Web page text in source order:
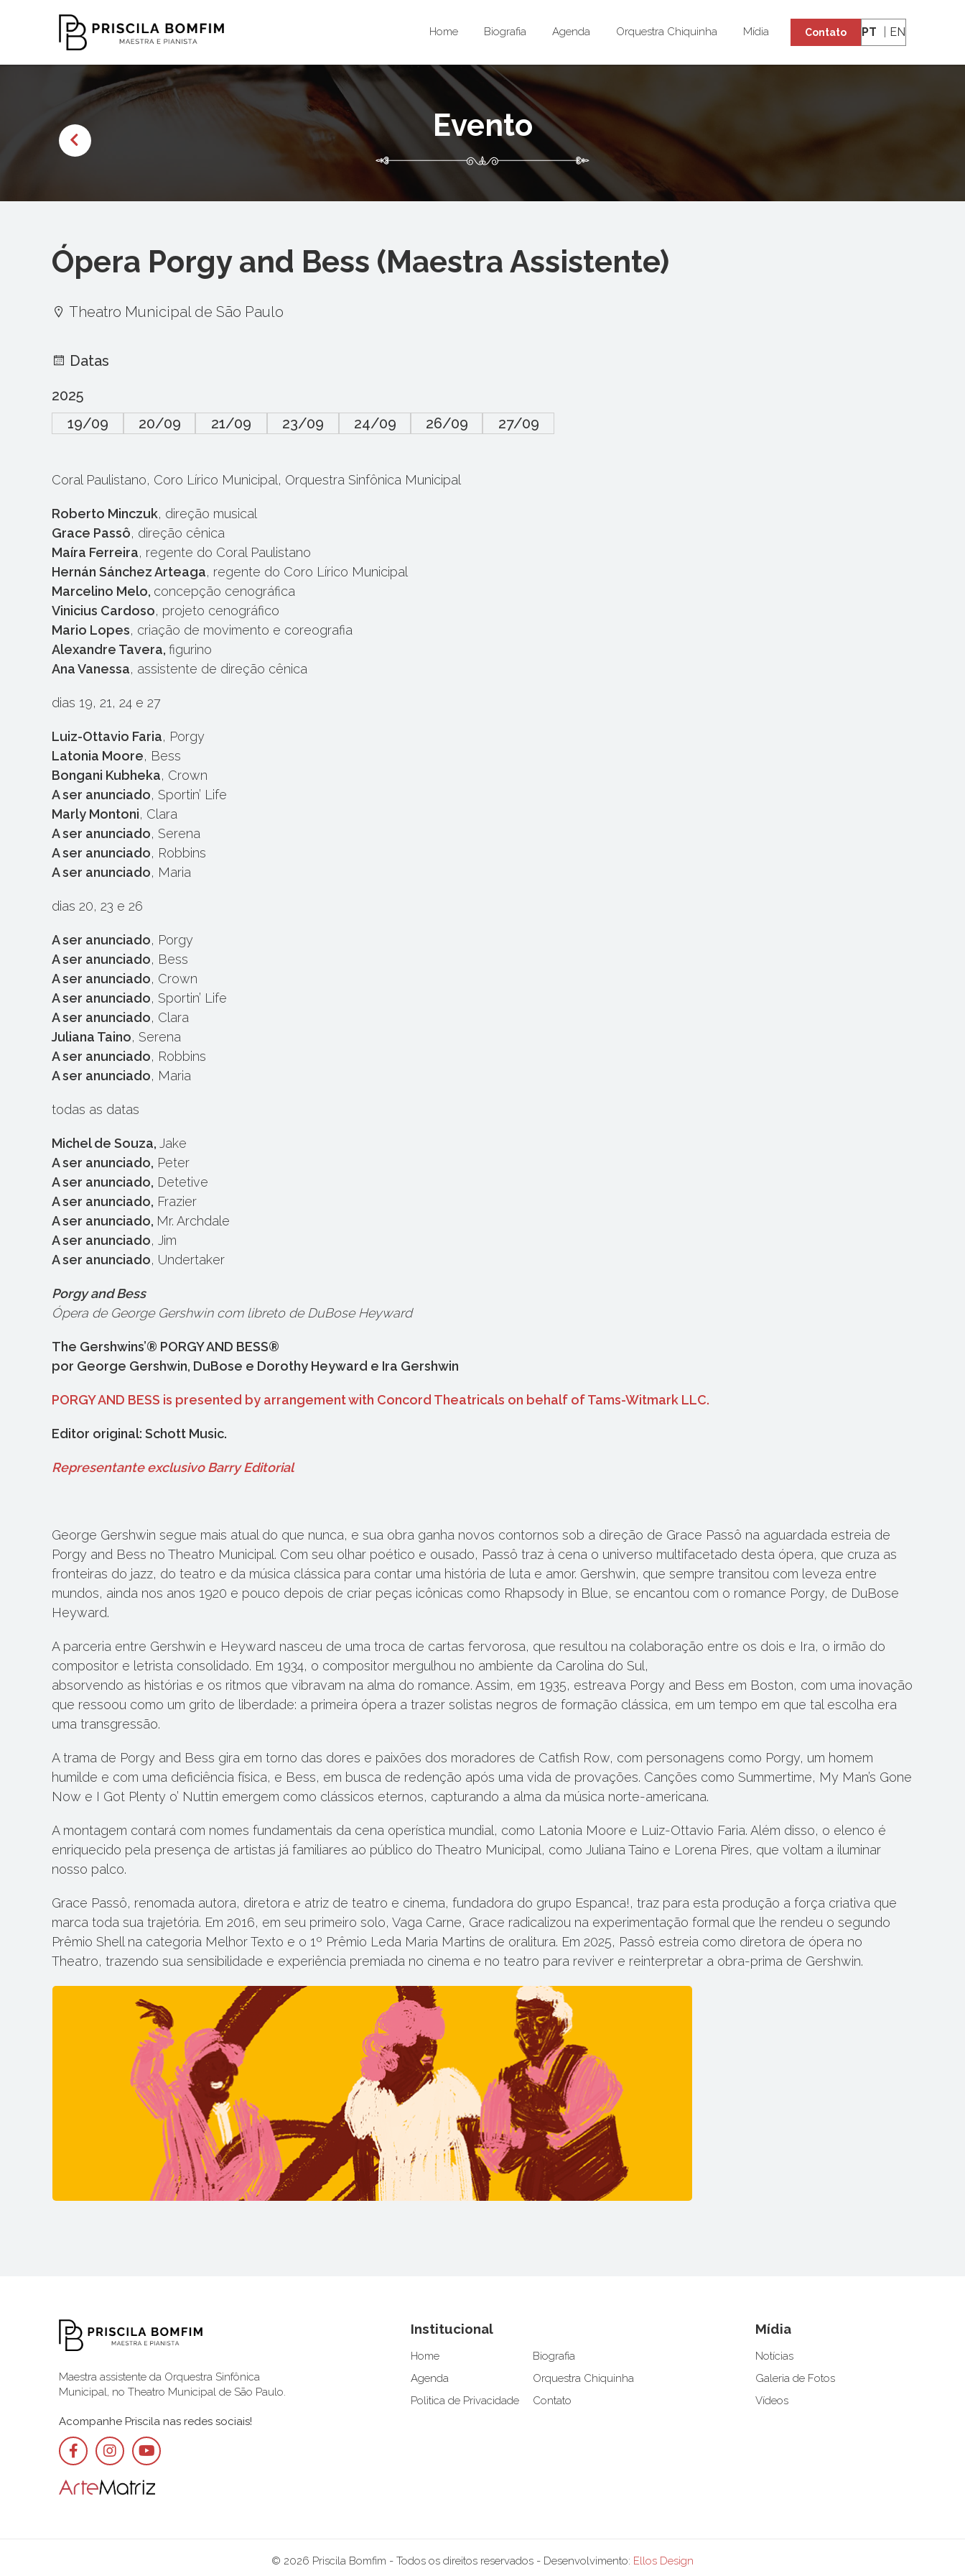
Home Biografia Agenda Orquestra Chiquinha Mídia Contato PT EN
Evento
Ópera Porgy and Bess (Maestra Assistente)
Theatro Municipal de São Paulo
Datas
2025
19/09
20/09 21/09 23/09 24/09 26/09 27/09
Coral Paulistano, Coro Lírico Municipal, Orquestra Sinfônica Municipal
Roberto Minczuk, direção musical
Grace Passô, direção cênica
Maíra Ferreira, regente do Coral Paulistano
Hernán Sánchez Arteaga, regente do Coro Lírico Municipal
Marcelino Melo, concepção cenográfica
Vinicius Cardoso, projeto cenográfico
Mario Lopes, criação de movimento e coreografia
Alexandre Tavera, figurino
Ana Vanessa, assistente de direção cênica
dias 19, 21, 24 e 27
Luiz-Ottavio Faria, Porgy
Latonia Moore, Bess
Bongani Kubheka, Crown
A ser anunciado, Sportin’ Life
Marly Montoni, Clara
A ser anunciado, Serena
A ser anunciado, Robbins
A ser anunciado, Maria
dias 20, 23 e 26
A ser anunciado, Porgy
A ser anunciado, Bess
A ser anunciado, Crown
A ser anunciado, Sportin’ Life
A ser anunciado, Clara
Juliana Taino, Serena
A ser anunciado, Robbins
A ser anunciado, Maria
todas as datas
Michel de Souza, Jake
A ser anunciado, Peter
A ser anunciado, Detetive
A ser anunciado, Frazier
A ser anunciado, Mr. Archdale
A ser anunciado, Jim
A ser anunciado, Undertaker
Porgy and Bess
Ópera de George Gershwin com libreto de DuBose Heyward
The Gershwins’® PORGY AND BESS®
por George Gershwin, DuBose e Dorothy Heyward e Ira Gershwin
PORGY AND BESS is presented by arrangement with Concord Theatricals on behalf of Tams-Witmark LLC.
Editor original: Schott Music.
Representante exclusivo Barry Editorial
George Gershwin segue mais atual do que nunca, e sua obra ganha novos contornos sob a direção de Grace Passô na aguardada estreia de
Porgy and Bess no Theatro Municipal. Com seu olhar poético e ousado, Passô traz à cena o universo multifacetado desta ópera, que cruza as
fronteiras do jazz, do teatro e da música clássica para contar uma história de luta e amor. Gershwin, que sempre transitou com leveza entre
mundos, ainda nos anos 1920 e pouco depois de criar peças icônicas como Rhapsody in Blue, se encantou com o romance Porgy, de DuBose
Heyward.
A parceria entre Gershwin e Heyward nasceu de uma troca de cartas fervorosa, que resultou na colaboração entre os dois e Ira, o irmão do
compositor e letrista consolidado. Em 1934, o compositor mergulhou no ambiente da Carolina do Sul,
absorvendo as histórias e os ritmos que vibravam na alma do romance. Assim, em 1935, estreava Porgy and Bess em Boston, com uma inovação
que ressoou como um grito de liberdade: a primeira ópera a trazer solistas negros de formação clássica, em um tempo em que tal escolha era
uma transgressão.
A trama de Porgy and Bess gira em torno das dores e paixões dos moradores de Catfish Row, com personagens como Porgy, um homem
humilde e com uma deficiência física, e Bess, em busca de redenção após uma vida de provações. Canções como Summertime, My Man’s Gone
Now e I Got Plenty o’ Nuttin emergem como clássicos eternos, capturando a alma da música norte-americana.
A montagem contará com nomes fundamentais da cena operística mundial, como Latonia Moore e Luiz-Ottavio Faria. Além disso, o elenco é
enriquecido pela presença de artistas já familiares ao público do Theatro Municipal, como Juliana Taino e Lorena Pires, que voltam a iluminar
nosso palco.
Grace Passô, renomada autora, diretora e atriz de teatro e cinema, fundadora do grupo Espanca!, traz para esta produção a força criativa que
marca toda sua trajetória. Em 2016, em seu primeiro solo, Vaga Carne, Grace radicalizou na experimentação formal que lhe rendeu o segundo
Prêmio Shell na categoria Melhor Texto e o 1º Prêmio Leda Maria Martins de oralitura. Em 2025, Passô estreia como diretora de ópera no
Theatro, trazendo sua sensibilidade e experiência premiada no cinema e no teatro para reviver e reinterpretar a obra-prima de Gershwin.
Maestra assistente da Orquestra Sinfônica
Municipal, no Theatro Municipal de São Paulo.
Acompanhe Priscila nas redes sociais!
Institucional
Home
Biografia
Agenda
Orquestra Chiquinha
Polìtica de Privacidade
Contato
Mídia
Notícias
Galeria de Fotos
Vídeos
© 2026 Priscila Bomfim - Todos os direitos reservados - Desenvolvimento: Ellos Design